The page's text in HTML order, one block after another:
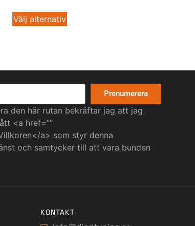
Välj alternativ
Prenumerera
den här rutan bekräftar jag att jag
<a href=””
a> som styr denna
och samtycker till att vara bunden
KONTAKT